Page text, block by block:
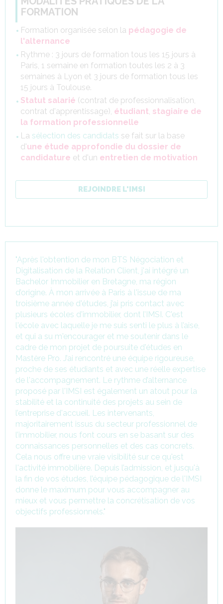
FORMATION
Formation organisée selon la pédagogie de
l'alternance
Rythme : 3 jours de formation tous les 15 jours à
Paris, 1 semaine en formation toutes les 2 à 3
semaines à Lyon et 3 jours de formation tous les
15 jours à Toulouse.
Statut salarié (contrat de professionnalisation,
contrat d'apprentissage), étudiant, stagiaire de
la formation professionnelle
La sélection des candidats se fait sur la base
d'une étude approfondie du dossier de
candidature et d'un entretien de motivation
REJOINDRE L'IMSI
"Après l'obtention de mon BTS Négociation et
Digitalisation de la Relation Client, j'ai intégré un
Bachelor Immobilier en Bretagne, ma région
d’origine. À mon arrivée à Paris à l'issue de ma
troisième année d'études, j’ai pris contact avec
plusieurs écoles d'immobilier, dont l’IMSI. C'est
l'école avec laquelle je me suis senti le plus à l’aise,
et qui a su m'encourager et me soutenir dans le
cadre de mon projet de poursuite d'études en
Mastère Pro. J’ai rencontré une équipe rigoureuse,
proche de ses étudiants et avec une réelle expertise
de l'accompagnement. Le rythme d’alternance
proposé par l'IMSI est également un atout pour la
stabilité et la continuité des projets au sein de
l’entreprise d'accueil. Les intervenants,
majoritairement issus du secteur professionnel de
l’immobilier, nous font cours en se basant sur des
connaissances personnelles et des cas concrets.
Cela nous offre une vraie visibilité sur ce qu'est
l'activité immobilière. Depuis l’admission, et jusqu'à
la fin de vos études, l’équipe pédagogique de l'IMSI
donne le maximum pour vous accompagner au
mieux et vous permettre la concrétisation de vos
objectifs professionnels."